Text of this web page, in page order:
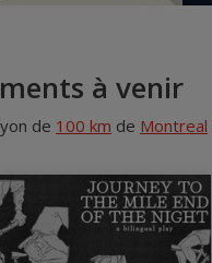
à venir
de 100 km de Montreal